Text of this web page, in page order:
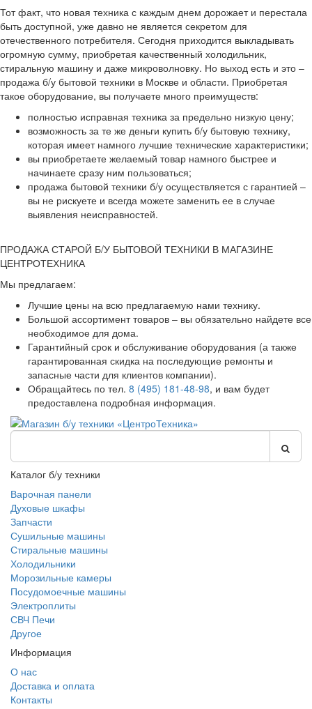
Тот факт, что новая техника с каждым днем дорожает и перестала
быть доступной, уже давно не является секретом для
отечественного потребителя. Сегодня приходится выкладывать
огромную сумму, приобретая качественный холодильник,
стиральную машину и даже микроволновку. Но выход есть и это –
продажа б/у бытовой техники в Москве и области. Приобретая
такое оборудование, вы получаете много преимуществ:
полностью исправная техника за предельно низкую цену;
возможность за те же деньги купить б/у бытовую технику,
которая имеет намного лучшие технические характеристики;
вы приобретаете желаемый товар намного быстрее и
начинаете сразу ним пользоваться;
продажа бытовой техники б/у осуществляется с гарантией –
вы не рискуете и всегда можете заменить ее в случае
выявления неисправностей.
ПРОДАЖА СТАРОЙ Б/У БЫТОВОЙ ТЕХНИКИ В МАГАЗИНЕ
ЦЕНТРОТЕХНИКА
Мы предлагаем:
Лучшие цены на всю предлагаемую нами технику.
Большой ассортимент товаров – вы обязательно найдете все
необходимое для дома.
Гарантийный срок и обслуживание оборудования (а также
гарантированная скидка на последующие ремонты и
запасные части для клиентов компании).
Обращайтесь по тел. 8 (495) 181-48-98, и вам будет
предоставлена подробная информация.
Каталог б/у техники
Варочная панели
Духовые шкафы
Запчасти
Сушильные машины
Стиральные машины
Холодильники
Морозильные камеры
Посудомоечные машины
Электроплиты
СВЧ Печи
Другое
Информация
О нас
Доставка и оплата
Контакты